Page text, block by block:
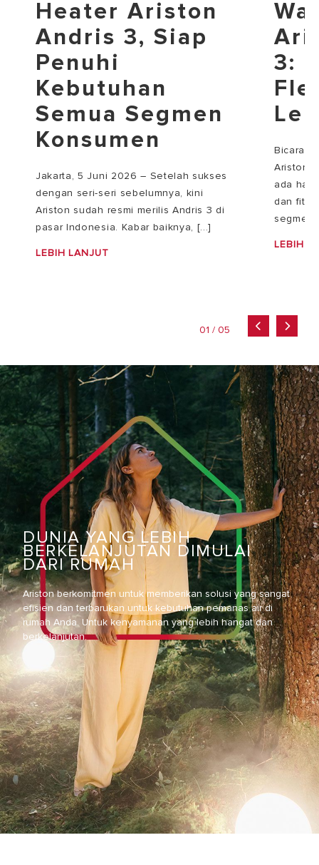
Heater Ariston
Andris 3, Siap
Penuhi
Kebutuhan
Semua Segmen
Konsumen
Jakarta, 5 Juni 2026 – Setelah sukses
dengan seri-seri sebelumnya, kini
Ariston sudah resmi merilis Andris 3 di
pasar Indonesia. Kabar baiknya, [...]
LEBIH LANJUT
3:
Bicara
Ariston
ada
dan
LEBIH
01 / 05
DUNIA YANG LEBIH
BERKELANJUTAN DIMULAI
DARI RUMAH
Ariston berkomitmen untuk memberikan solusi yang sangat
efisien dan terbarukan untuk kebutuhan pemanas air di
rumah Anda. Untuk kenyamanan yang lebih hangat dan
berkelanjutan.